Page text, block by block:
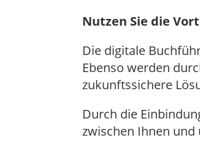
Nutzen Sie die
Die digitale
Ebenso werden
zukunftssichere
Durch die
zwischen Ihnen